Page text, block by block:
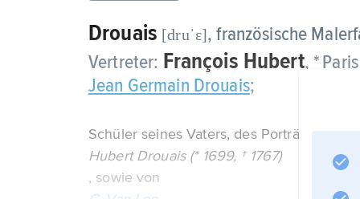
Drouais [druˈε], französische
Vertreter: François Hubert, *
Jean Germain Drouais;
Schüler seines Vaters, des Porträtmalers
Hubert Drouais (* 1699, † 1767)
, sowie von